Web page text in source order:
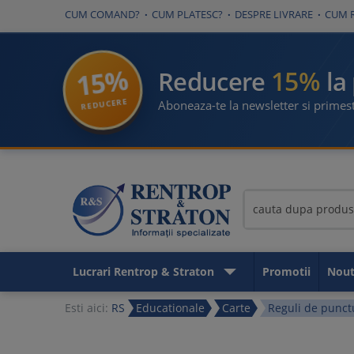
CUM COMAND? CUM PLATESC? DESPRE LIVRARE CUM
15%
REDUCERE
Reducere 15%
Aboneaza-te la newsletter si
Lucrari Rentrop & Straton Promotii
Esti aici: RS Educationale Carte Reguli de